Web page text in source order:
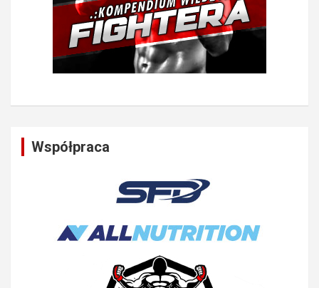
Współpraca